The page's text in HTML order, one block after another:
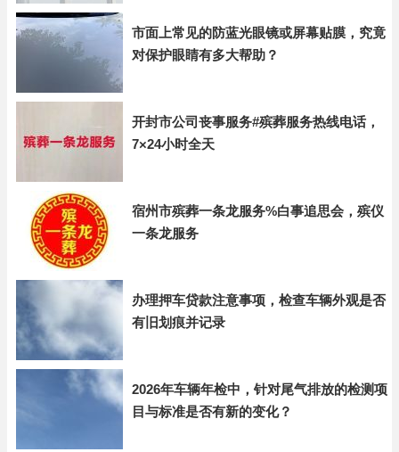
市面上常见的防蓝光眼镜或屏幕贴膜，究竟
对保护眼睛有多大帮助？
开封市公司丧事服务#殡葬服务热线电话，
7×24小时全天
宿州市殡葬一条龙服务%白事追思会，殡仪
一条龙服务
办理押车贷款注意事项，检查车辆外观是否
有旧划痕并记录
2026年车辆年检中，针对尾气排放的检测项
目与标准是否有新的变化？